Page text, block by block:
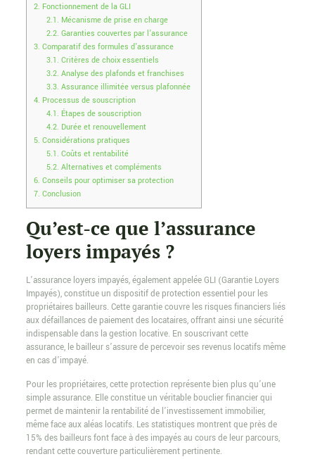
2. Fonctionnement de la GLI
2.1. Mécanisme de prise en charge
2.2. Garanties couvertes par l’assurance
3. Comparatif des formules d’assurance
3.1. Critères de choix essentiels
3.2. Analyse des plafonds et franchises
3.3. Assurance illimitée versus plafonnée
4. Processus de souscription
4.1. Étapes de souscription
4.2. Durée et renouvellement
5. Considérations pratiques
5.1. Coûts et rentabilité
5.2. Alternatives et compléments
6. Conseils pour optimiser sa protection
7. Conclusion
Qu’est-ce que l’assurance
loyers impayés ?
L’assurance loyers impayés, également appelée GLI (Garantie Loyers
Impayés), constitue un dispositif de protection essentiel pour les
propriétaires bailleurs. Cette garantie couvre les risques financiers liés
aux défaillances de paiement des locataires, offrant ainsi une sécurité
indispensable dans la gestion locative. En souscrivant cette
assurance, le bailleur s’assure de percevoir ses revenus locatifs même
en cas d’impayé.
Pour les propriétaires, cette protection représente bien plus qu’une
simple assurance. Elle constitue un véritable bouclier financier qui
permet de maintenir la rentabilité de l’investissement immobilier,
même face aux aléas locatifs. Les statistiques montrent que près de
15% des bailleurs font face à des impayés au cours de leur parcours,
rendant cette couverture particulièrement pertinente.